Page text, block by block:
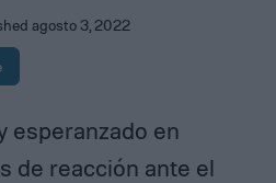
agosto 3, 2022
esperanzado en
de reacción ante el